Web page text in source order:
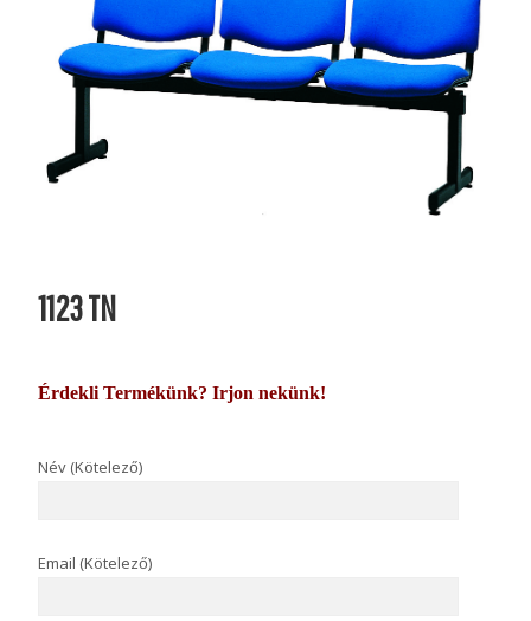
1123 TN
Érdekli Termékünk? Irjon nekünk!
Név (Kötelező)
Email (Kötelező)